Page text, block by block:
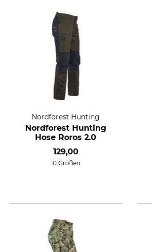
Nordforest Hunting
Nordforest Hunting
Hose Roros 2.0
129,00
10 Größen